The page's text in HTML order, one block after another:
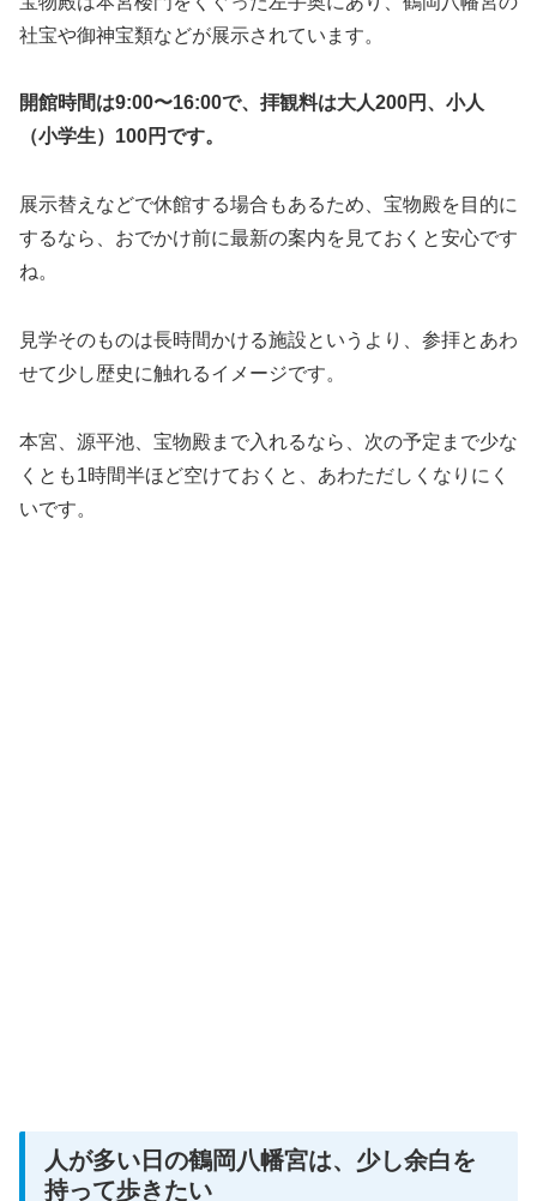
社宝や御神宝類などが展示されています。
開館時間は9:00〜16:00で、拝観料は大人200円、小人
（小学生）100円です。
展示替えなどで休館する場合もあるため、宝物殿を目的に
するなら、おでかけ前に最新の案内を見ておくと安心です
ね。
見学そのものは長時間かける施設というより、参拝とあわ
せて少し歴史に触れるイメージです。
本宮、源平池、宝物殿まで入れるなら、次の予定まで少な
くとも1時間半ほど空けておくと、あわただしくなりにく
いです。
人が多い日の鶴岡八幡宮は、少し余白を
持って歩きたい